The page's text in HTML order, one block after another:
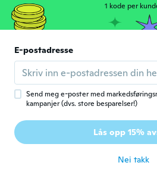
couleurs tel que
S Silvia
Ble med i 2018 · 485
Gut
Ngochung
Ble med i 2021 · 228
1 kode per
E-postadresse
Send meg e-poster med
kampanjer (dvs. store besparelser!)
Lås opp 15%
Nei takk